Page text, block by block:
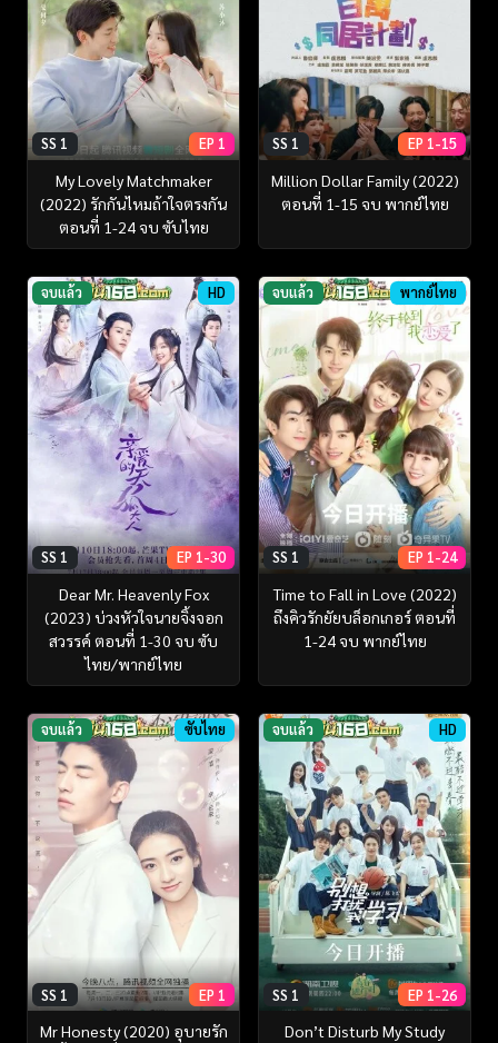
SS 1 EP 1
My Lovely Matchmaker
(2022) รักกันไหมถ้าใจตรงกัน
ตอนที่ 1-24 จบ ซับไทย
SS 1 EP 1-15
Million Dollar Family (2022)
ตอนที่ 1-15 จบ พากย์ไทย
จบแล้ว HD
SS 1 EP 1-30
Dear Mr. Heavenly Fox
(2023) บ่วงหัวใจนายจิ้งจอก
สวรรค์ ตอนที่ 1-30 จบ ซับ
ไทย/พากย์ไทย
จบแล้ว พากย์ไทย
SS 1 EP 1-24
Time to Fall in Love (2022)
ถึงคิวรักยัยบล็อกเกอร์ ตอนที่
1-24 จบ พากย์ไทย
จบแล้ว ซับไทย
SS 1 EP 1
Mr Honesty (2020) อุบายรัก
จบแล้ว HD
SS 1 EP 1-26
Don’t Disturb My Study